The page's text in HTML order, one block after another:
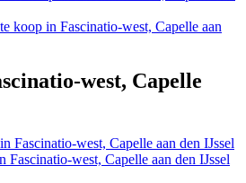
koop in Fascinatio-west, Capelle aan
west, Capelle
Fascinatio-west, Capelle aan den IJssel
Fascinatio-west, Capelle aan den IJssel